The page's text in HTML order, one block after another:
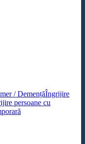
/ DemențăÎngrijire
persoane cu